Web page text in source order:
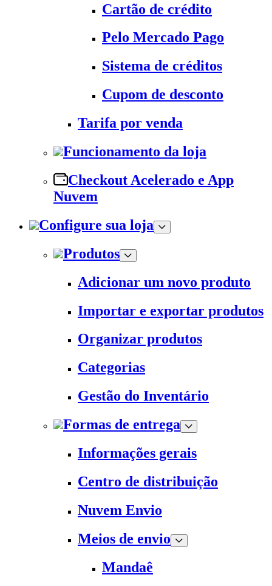
Cartão de crédito
Pelo Mercado Pago
Sistema de créditos
Cupom de desconto
Tarifa por venda
Funcionamento da loja
Checkout Acelerado e App
Nuvem
Configure sua loja
Produtos
Adicionar um novo produto
Importar e exportar produtos
Organizar produtos
Categorias
Gestão do Inventário
Formas de entrega
Informações gerais
Centro de distribuição
Nuvem Envio
Meios de envio
Mandaê